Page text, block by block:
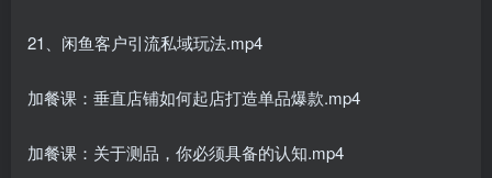
21、闲鱼客户引流私域玩法.mp4
加餐课：垂直店铺如何起店打造单品爆款.mp4
加餐课：关于测品，你必须具备的认知.mp4